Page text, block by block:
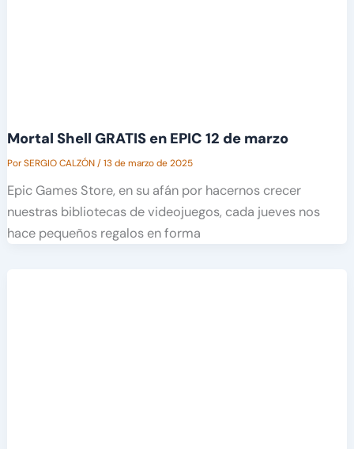
Mortal Shell GRATIS en EPIC 12 de marzo
PorSERGIO CALZÓN/13 de marzo de 2025
Epic Games Store, en su afán por hacernos crecer
nuestras bibliotecas de videojuegos, cada jueves nos
hace pequeños regalos en forma